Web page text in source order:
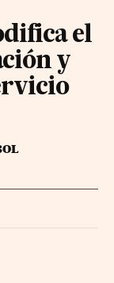
el
y